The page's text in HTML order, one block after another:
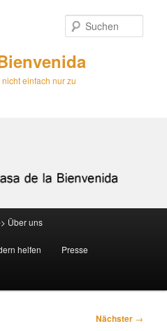
einfach nur zu
Über uns
helfen Presse
Nächster →